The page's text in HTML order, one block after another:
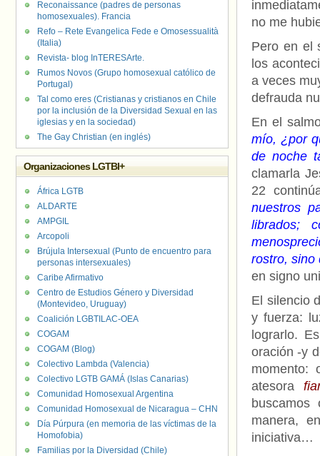
no me
Pero en el
los
a veces
defrauda
En el
mío, ¿por
de noche
clamarla
22
nuestros
librados;
rostro, sino
en signo
El silencio
y fuerza:
lograrlo.
oración -y
momento:
atesora
manera,
iniciativa…
Reconaissance (padres de personas
homosexuales). Francia
Refo – Rete Evangelica Fede e Omosessualità
(Italia)
Revista- blog InTERESArte.
Rumos Novos (Grupo homosexual católico de
Portugal)
Tal como eres (Cristianas y cristianos en Chile
por la inclusión de la Diversidad Sexual en las
iglesias y en la sociedad)
The Gay Christian (en inglés)
Organizaciones LGTBI+
África LGTB
ALDARTE
AMPGIL
Arcopoli
Brújula Intersexual (Punto de encuentro para
personas intersexuales)
Caribe Afirmativo
Centro de Estudios Género y Diversidad
(Montevideo, Uruguay)
Coalición LGBTILAC-OEA
COGAM
COGAM (Blog)
Colectivo Lambda (Valencia)
Colectivo LGTB GAMÁ (Islas Canarias)
Comunidad Homosexual Argentina
Comunidad Homosexual de Nicaragua – CHN
Día Púrpura (en memoria de las víctimas de la
Homofobia)
Familias por la Diversidad (Chile)